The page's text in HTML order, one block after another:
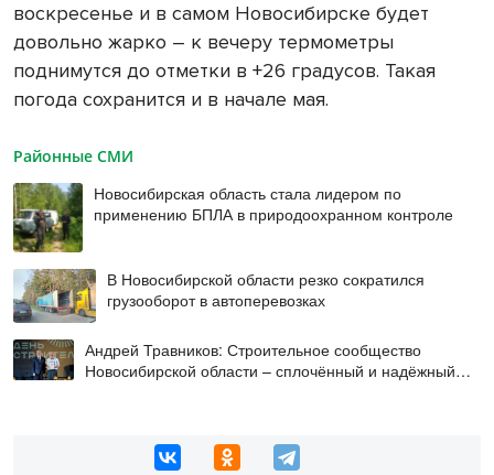
воскресенье и в самом Новосибирске будет
довольно жарко – к вечеру термометры
поднимутся до отметки в +26 градусов. Такая
погода сохранится и в начале мая.
Районные СМИ
Новосибирская область стала лидером по
применению БПЛА в природоохранном контроле
В Новосибирской области резко сократился
грузооборот в автоперевозках
Андрей Травников: Строительное сообщество
Новосибирской области – сплочённый и надёжный